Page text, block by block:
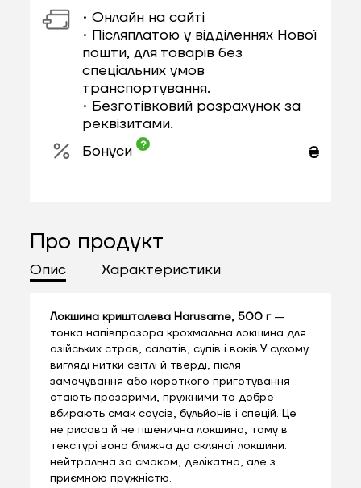
• Онлайн на сайті
• Післяплатою у відділеннях Нової
пошти, для товарів без
спеціальних умов
транспортування.
• Безготівковий розрахунок за
реквізитами.
Бонуси
₴
Про продукт
Опис Характеристики
Локшина кришталева Harusame, 500 г—
тонка напівпрозора крохмальна локшина для
азійських страв, салатів, супів і воків.У сухому
вигляді нитки світлі й тверді, після
замочування або короткого приготування
стають прозорими, пружними та добре
вбирають смак соусів, бульйонів і спецій. Це
не рисова й не пшенична локшина, тому в
текстурі вона ближча до скляної локшини:
нейтральна за смаком, делікатна, але з
приємною пружністю.